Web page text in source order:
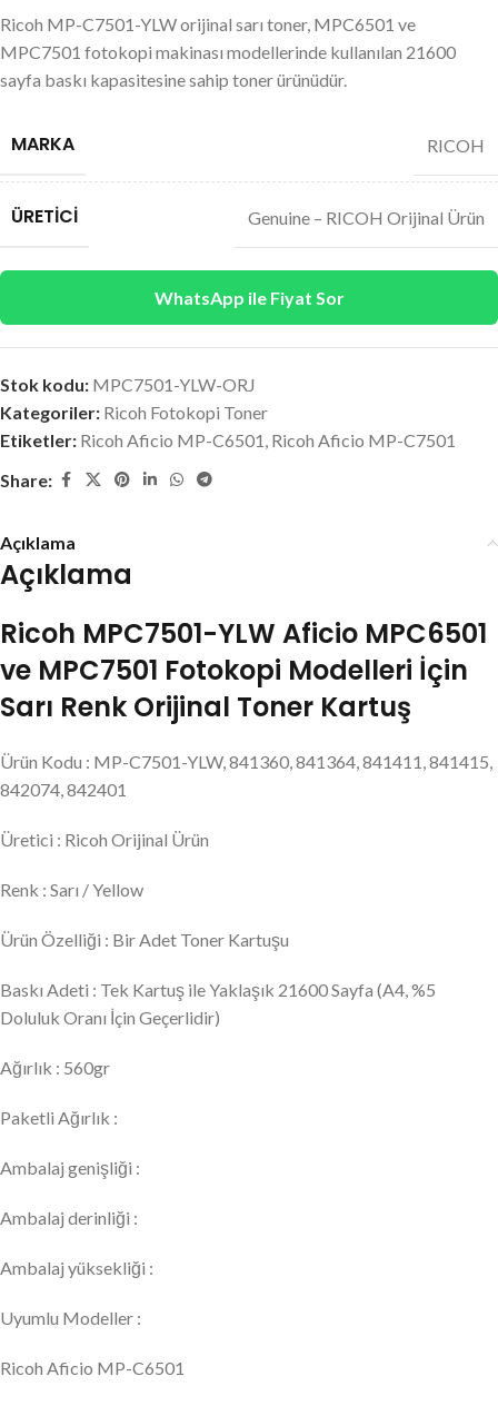
Ricoh MP-C7501-YLW orijinal sarı toner, MPC6501 ve
MPC7501 fotokopi makinası modellerinde kullanılan 21600
sayfa baskı kapasitesine sahip toner ürünüdür.
MARKA RICOH
ÜRETICI Genuine – RICOH Orijinal Ürün
WhatsApp ile Fiyat Sor
Stok kodu: MPC7501-YLW-ORJ
Kategoriler: Ricoh Fotokopi Toner
Etiketler: Ricoh Aficio MP-C6501, Ricoh Aficio MP-C7501
Share:
Açıklama
Açıklama
Ricoh MPC7501-YLW Aficio MPC6501
ve MPC7501 Fotokopi Modelleri İçin
Sarı Renk Orijinal Toner Kartuş
Ürün Kodu : MP-C7501-YLW, 841360, 841364, 841411, 841415,
842074, 842401
Üretici : Ricoh Orijinal Ürün
Renk : Sarı / Yellow
Ürün Özelliği : Bir Adet Toner Kartuşu
Baskı Adeti : Tek Kartuş ile Yaklaşık 21600 Sayfa (A4, %5
Doluluk Oranı İçin Geçerlidir)
Ağırlık : 560gr
Paketli Ağırlık :
Ambalaj genişliği :
Ambalaj derinliği :
Ambalaj yüksekliği :
Uyumlu Modeller :
Ricoh Aficio MP-C6501